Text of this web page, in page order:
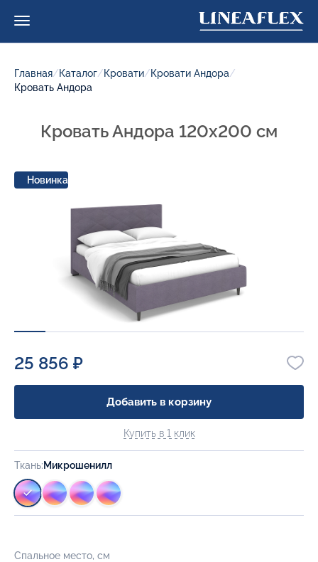
Главная/Каталог/Кровати/Кровати Андора/
Кровать Андора
Кровать Андора 120x200 см
Новинка
25 856 ₽
Добавить в корзину
Купить в 1 клик
Ткань:Микрошенилл
Спальное место, см